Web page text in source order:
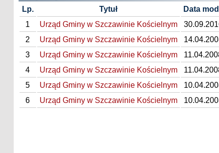
Lp. Tytuł
Data
1
Urząd Gminy w Szczawinie Kościelnym
2
Urząd Gminy w Szczawinie Kościelnym
3
Urząd Gminy w Szczawinie Kościelnym
4
Urząd Gminy w Szczawinie Kościelnym
5
Urząd Gminy w Szczawinie Kościelnym
6
Urząd Gminy w Szczawinie Kościelnym